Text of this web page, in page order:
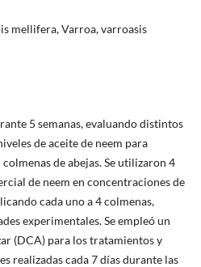
mellifera, Varroa, varroasis
5 semanas, evaluando distintos
de aceite de neem para
de abejas. Se utilizaron 4
de neem en concentraciones de
cada uno a 4 colmenas,
experimentales. Se empleó un
(DCA) para los tratamientos y
realizadas cada 7 días durante las